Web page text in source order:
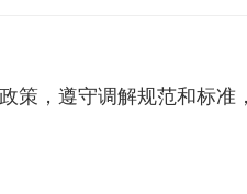
策，遵守调解规范和标